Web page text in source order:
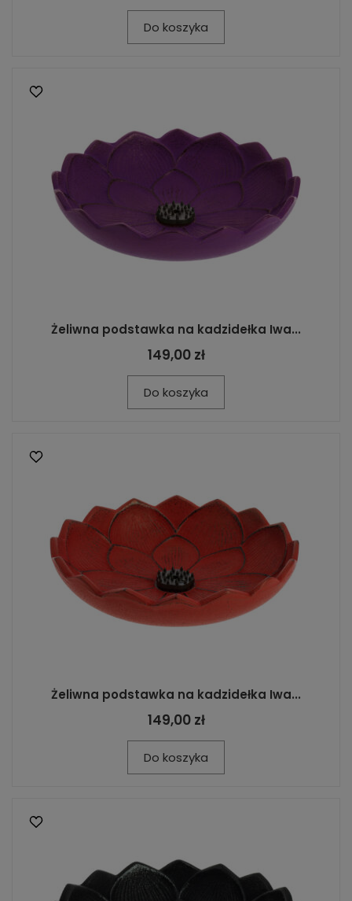
Do koszyka
Żeliwna podstawka na kadzidełka Iwa...
149,00 zł
Do koszyka
Żeliwna podstawka na kadzidełka Iwa...
149,00 zł
Do koszyka